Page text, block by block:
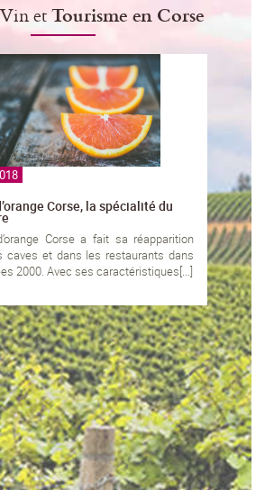
etTourisme en Corse
Corse, la spécialité du
Corse a fait sa réapparition
caves et dans les restaurants dans
2000. Avec ses caractéristiques[...]